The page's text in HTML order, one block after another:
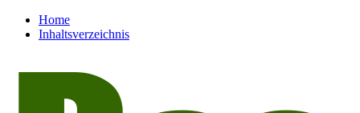
Home
Inhaltsverzeichnis